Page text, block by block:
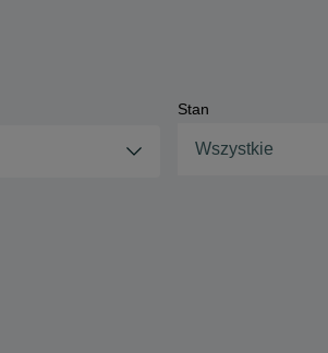
Stan
Wszystkie